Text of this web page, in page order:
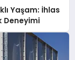
Yaşam: İhlas
Deneyimi